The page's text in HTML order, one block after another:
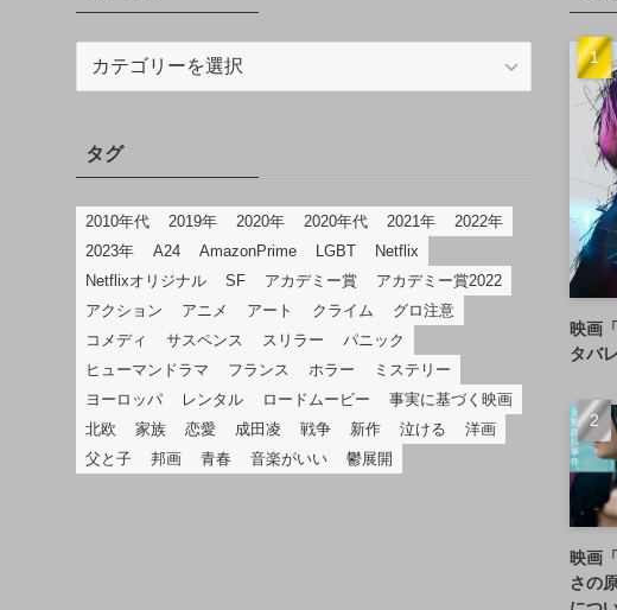
リタグ
2010年代 2019年 2020年 2020年代 2021年
2022年
2023年
A24 AmazonPrime LGBT
Netflix
Netflixオリジナル
SF アカデミー賞
アカデミー賞2022
アクション
アニメ アート クライム
グロ注意
コメディ
サスペンス スリラー
パニック
ヒューマンドラマ
フランス ホラー
ミステリー
ヨーロッパ
レンタル ロードムービー
事実に基づく映画
北欧
家族 恋愛 成田凌 戦争 新作 泣ける
洋画
父と子
邦画 青春 音楽がいい 鬱展開
映画
タバ
映画
さの